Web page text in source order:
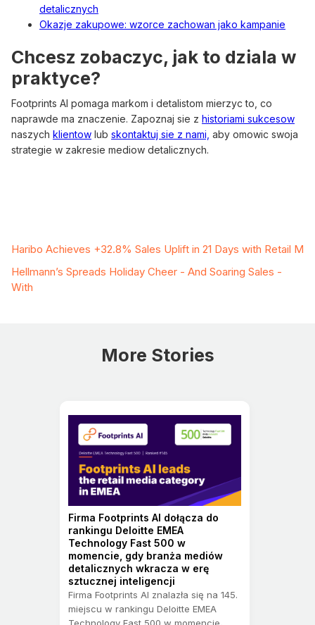
detalicznych
Okazje zakupowe: wzorce zachowan jako kampanie
Chcesz zobaczyc, jak to dziala w
praktyce?
Footprints AI pomaga markom i detalistom mierzyc to, co
naprawde ma znaczenie. Zapoznaj sie z historiami sukcesow
naszych klientow lub skontaktuj sie z nami, aby omowic swoja
strategie w zakresie mediow detalicznych.
Haribo Achieves +32.8% Sales Uplift in 21 Days with Retail M
Hellmann’s Spreads Holiday Cheer - And Soaring Sales -
With
More Stories
Firma Footprints AI dołącza do
rankingu Deloitte EMEA
Technology Fast 500 w
momencie, gdy branża mediów
detalicznych wkracza w erę
sztucznej inteligencji
Firma Footprints AI znalazła się na 145.
miejscu w rankingu Deloitte EMEA